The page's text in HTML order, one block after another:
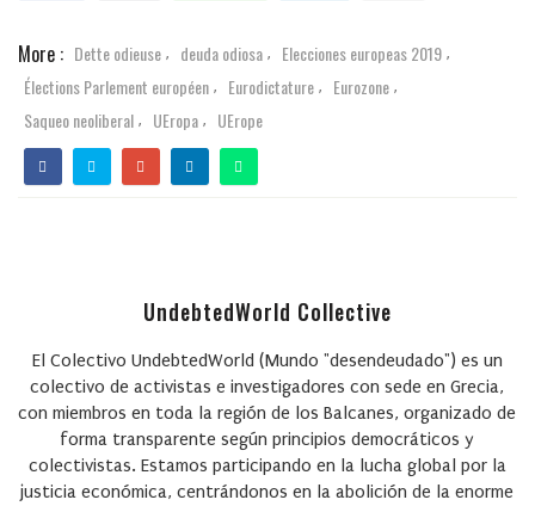
More : Dette odieuse , deuda odiosa , Elecciones europeas 2019 ,
Élections Parlement européen , Eurodictature , Eurozone ,
Saqueo neoliberal , UEropa , UErope
UndebtedWorld Collective
El Colectivo UndebtedWorld (Mundo "desendeudado") es un
colectivo de activistas e investigadores con sede en Grecia,
con miembros en toda la región de los Balcanes, organizado de
forma transparente según principios democráticos y
colectivistas. Estamos participando en la lucha global por la
justicia económica, centrándonos en la abolición de la enorme